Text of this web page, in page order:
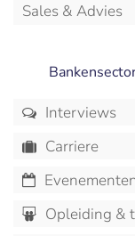
Sales & Advies
Interviews
Carriere
Opleiding &